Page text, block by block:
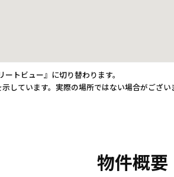
トビュー』に切り替わります。
ています。実際の場所ではない場合がござい
物件概要